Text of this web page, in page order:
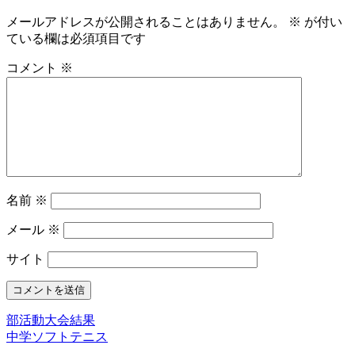
メールアドレスが公開されることはありません。 ※ が付い
ている欄は必須項目です
コメント ※
名前 ※
メール ※
サイト
部活動大会結果
中学ソフトテニス